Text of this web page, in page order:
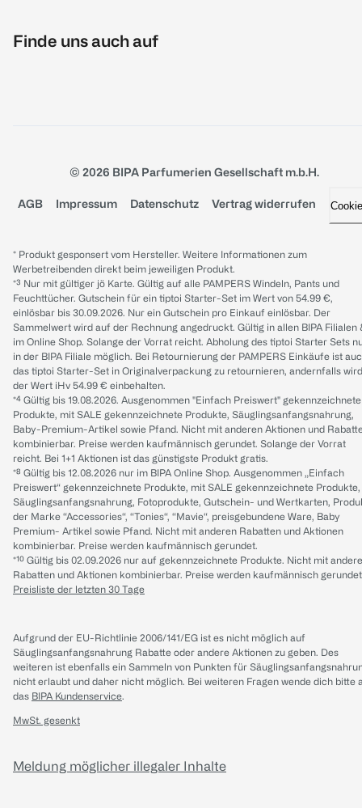
Finde uns auch auf
© 2026 BIPA Parfumerien Gesellschaft m.b.H.
AGB Impressum Datenschutz Vertrag widerrufen
* Produkt gesponsert vom Hersteller. Weitere Informationen zum
Werbetreibenden direkt beim jeweiligen Produkt.
*³ Nur mit gültiger jö Karte. Gültig auf alle PAMPERS Windeln, Pants und
Feuchttücher. Gutschein für ein tiptoi Starter-Set im Wert von 54.99 €,
einlösbar bis 30.09.2026. Nur ein Gutschein pro Einkauf einlösbar. Der
Sammelwert wird auf der Rechnung angedruckt. Gültig in allen BIPA Filialen
im Online Shop. Solange der Vorrat reicht. Abholung des tiptoi Starter Sets
in der BIPA Filiale möglich. Bei Retournierung der PAMPERS Einkäufe ist
das tiptoi Starter-Set in Originalverpackung zu retournieren, andernfalls wird
der Wert iHv 54.99 € einbehalten.
*⁴ Gültig bis 19.08.2026. Ausgenommen "Einfach Preiswert" gekennzeichnete
Produkte, mit SALE gekennzeichnete Produkte, Säuglingsanfangsnahrung,
Baby-Premium-Artikel sowie Pfand. Nicht mit anderen Aktionen und
kombinierbar. Preise werden kaufmännisch gerundet. Solange der Vorrat
reicht. Bei 1+1 Aktionen ist das günstigste Produkt gratis.
*⁸ Gültig bis 12.08.2026 nur im BIPA Online Shop. Ausgenommen „Einfach
Preiswert“ gekennzeichnete Produkte, mit SALE gekennzeichnete Produkte,
Säuglingsanfangsnahrung, Fotoprodukte, Gutschein- und Wertkarten,
der Marke “Accessories“, “Tonies“, “Mavie“, preisgebundene Ware, Baby
Premium- Artikel sowie Pfand. Nicht mit anderen Rabatten und Aktionen
kombinierbar. Preise werden kaufmännisch gerundet.
*¹⁰ Gültig bis 02.09.2026 nur auf gekennzeichnete Produkte. Nicht mit
Rabatten und Aktionen kombinierbar. Preise werden kaufmännisch
Preisliste der letzten 30 Tage
Aufgrund der EU-Richtlinie 2006/141/EG ist es nicht möglich auf
Säuglingsanfangsnahrung Rabatte oder andere Aktionen zu geben. Des
weiteren ist ebenfalls ein Sammeln von Punkten für
nicht erlaubt und daher nicht möglich. Bei weiteren Fragen wende dich bitte
das BIPA Kundenservice.
MwSt. gesenkt
Meldung möglicher illegaler Inhalte